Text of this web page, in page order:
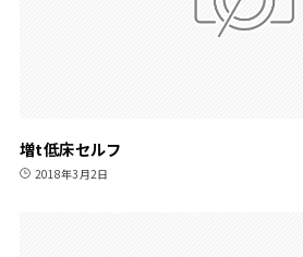
増t低床セルフ
2018年3月2日